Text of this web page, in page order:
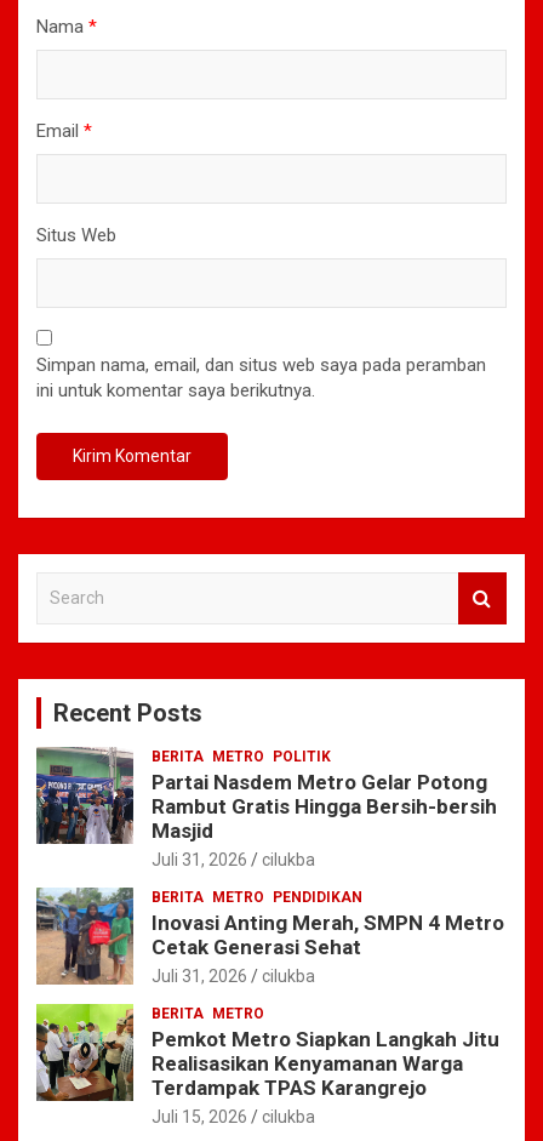
Nama *
Email *
Situs Web
Simpan nama, email, dan situs web saya pada peramban
ini untuk komentar saya berikutnya.
c
Recent Posts
BERITA METRO POLITIK
Partai Nasdem Metro Gelar Potong
Rambut Gratis Hingga Bersih-bersih
Masjid
Juli 31, 2026 cilukba
BERITA METRO PENDIDIKAN
Inovasi Anting Merah, SMPN 4 Metro
Cetak Generasi Sehat
Juli 31, 2026 cilukba
BERITA METRO
Pemkot Metro Siapkan Langkah Jitu
Realisasikan Kenyamanan Warga
Terdampak TPAS Karangrejo
Juli 15, 2026 cilukba